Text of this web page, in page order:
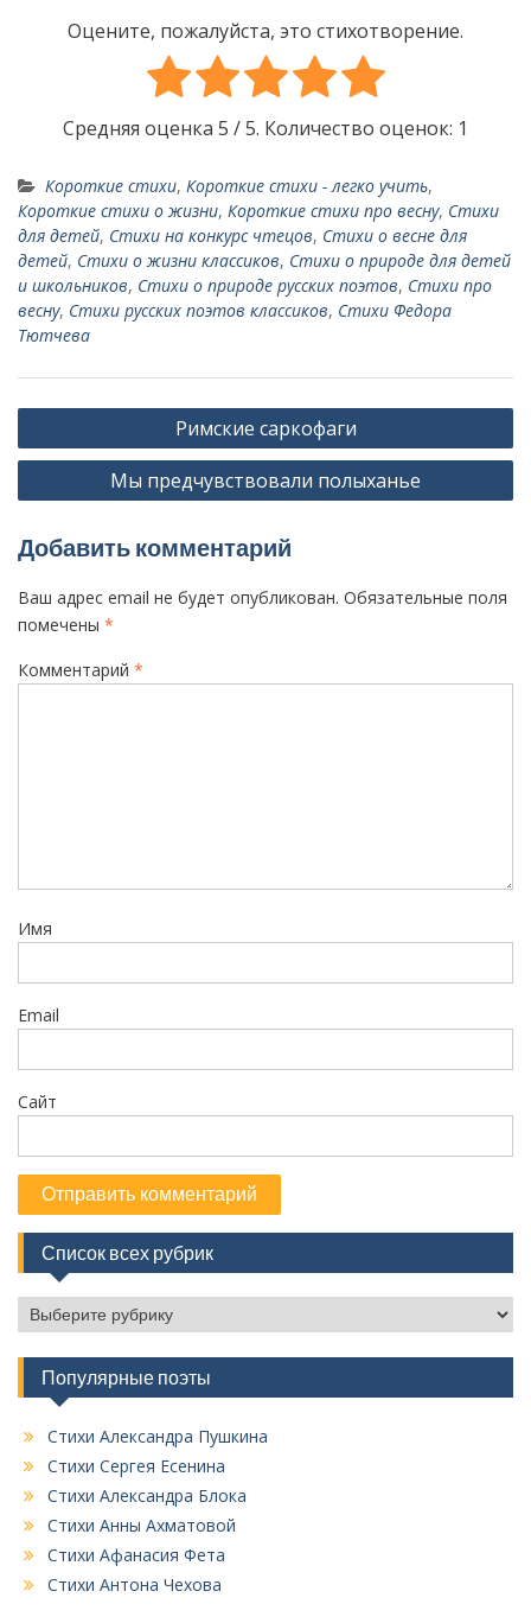
Оцените, пожалуйста, это стихотворение.
Средняя оценка 5 / 5. Количество оценок: 1
Короткие стихи, Короткие стихи - легко учить,
Короткие стихи о жизни, Короткие стихи про весну, Стихи
для детей, Стихи на конкурс чтецов, Стихи о весне для
детей, Стихи о жизни классиков, Стихи о природе для детей
и школьников, Стихи о природе русских поэтов, Стихи про
весну, Стихи русских поэтов классиков, Стихи Федора
Тютчева
Н
а
г
а
ц
и
с
я
м
Римские саркофаги
Мы предчувствовали полыханье
Добавить комментарий
Ваш адрес email не будет опубликован. Обязательные поля
помечены *
Комментарий *
Имя
Email
Сайт
Список всех рубрик
п
и
к
в
е
х
р
у
Популярные поэты
Стихи Александра Пушкина
Стихи Сергея Есенина
Стихи Александра Блока
Стихи Анны Ахматовой
Стихи Афанасия Фета
Стихи Антона Чехова